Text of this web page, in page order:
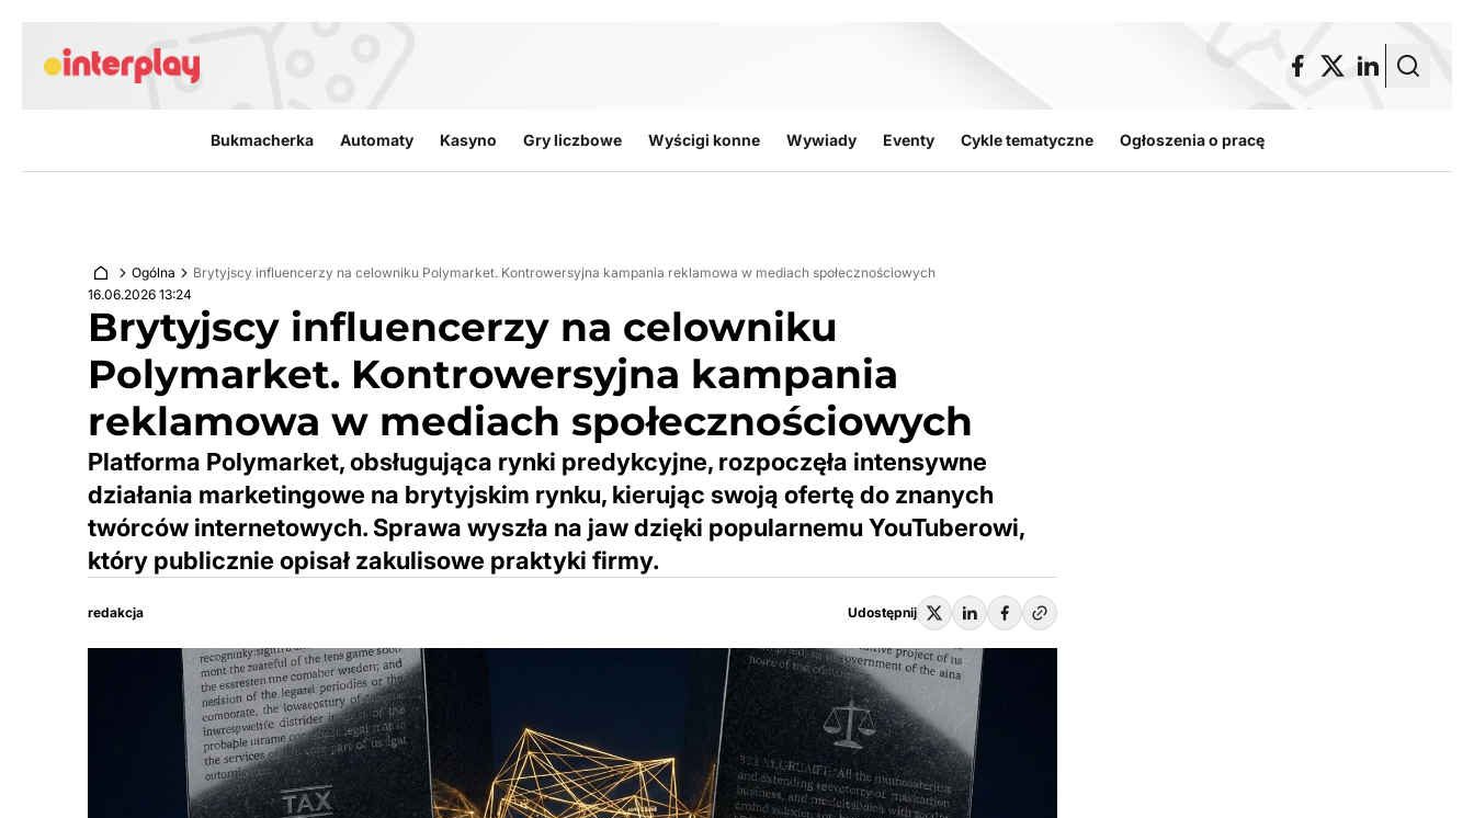
Bukmacherka Automaty Kasyno Gry liczbowe Wyścigi konne Wywiady Eventy Cykle tematyczne Ogłoszenia o pracę
Ogólna
Brytyjscy influencerzy na celowniku Polymarket. Kontrowersyjna kampania reklamowa w mediach społecznościowych
16.06.2026 13:24
Brytyjscy influencerzy na celowniku
Polymarket. Kontrowersyjna kampania
reklamowa w mediach społecznościowych
Platforma Polymarket, obsługująca rynki predykcyjne, rozpoczęła intensywne
działania marketingowe na brytyjskim rynku, kierując swoją ofertę do znanych
twórców internetowych. Sprawa wyszła na jaw dzięki popularnemu YouTuberowi,
który publicznie opisał zakulisowe praktyki firmy.
redakcja Udostępnij